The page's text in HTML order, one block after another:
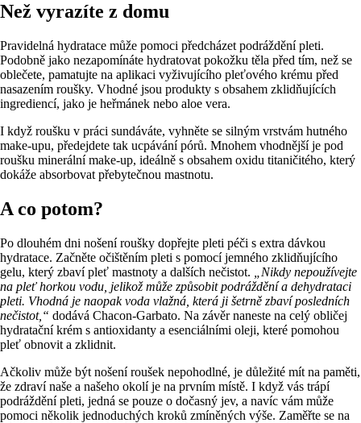
Než vyrazíte z domu
Pravidelná hydratace může pomoci předcházet podráždění pleti.
Podobně jako nezapomínáte hydratovat pokožku těla před tím, než se
oblečete, pamatujte na aplikaci vyživujícího pleťového krému před
nasazením roušky. Vhodné jsou produkty s obsahem zklidňujících
ingrediencí, jako je heřmánek nebo aloe vera.
I když roušku v práci sundáváte, vyhněte se silným vrstvám hutného
make-upu, předejdete tak ucpávání pórů. Mnohem vhodnější je pod
roušku minerální make-up, ideálně s obsahem oxidu titaničitého, který
dokáže absorbovat přebytečnou mastnotu.
A co potom?
Po dlouhém dni nošení roušky dopřejte pleti péči s extra dávkou
hydratace. Začněte očištěním pleti s pomocí jemného zklidňujícího
gelu, který zbaví pleť mastnoty a dalších nečistot. „Nikdy nepoužívejte
na pleť horkou vodu, jelikož může způsobit podráždění a dehydrataci
pleti. Vhodná je naopak voda vlažná, která ji šetrně zbaví posledních
nečistot,“ dodává Chacon-Garbato. Na závěr naneste na celý obličej
hydratační krém s antioxidanty a esenciálními oleji, které pomohou
pleť obnovit a zklidnit.
Ačkoliv může být nošení roušek nepohodlné, je důležité mít na paměti,
že zdraví naše a našeho okolí je na prvním místě. I když vás trápí
podráždění pleti, jedná se pouze o dočasný jev, a navíc vám může
pomoci několik jednoduchých kroků zmíněných výše. Zaměřte se na